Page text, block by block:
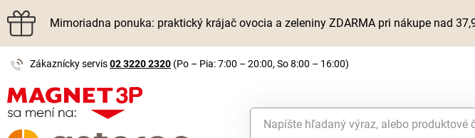
Mimoriadna ponuka: praktický krájač ovocia a zeleniny ZDARMA pri nákupe nad
Zákaznícky servis02 3220 2320 (Po – Pia: 7:00 – 20:00, So 8:00 – 16:00)